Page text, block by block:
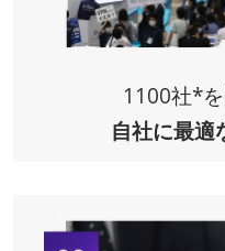
1100社*
自社に最適